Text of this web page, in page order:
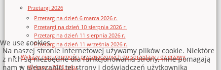
Przetargi 2026
Przetarg na dzień 6 marca 2026 r.
Przetargi na dzień 10 sierpnia 2026 r.
Przetarg na dzień 11 sierpnia 2026 r.
Przetarg na dzień 11 września 2026 r.
Wykazy nieruchomości przeznaczonych do sprzedaży i dzierżawy
Wykazy z 2026 roku
We use cookies
Na naszej stronie internetowej używamy plików cookie. Niektóre
z nich są niezbędne dla funkcjonowania strony, inne pomagają
nam w ulepszaniu tej strony i doświadczeń użytkownika